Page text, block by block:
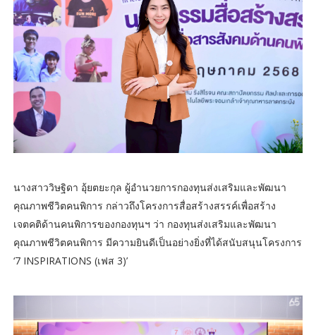
นางสาววิษฐิดา อุ้ยตยะกุล ผู้อำนวยการกองทุนส่งเสริมและพัฒนา
คุณภาพชีวิตคนพิการ กล่าวถึงโครงการสื่อสร้างสรรค์เพื่อสร้าง
เจตคติด้านคนพิการของกองทุนฯ ว่า กองทุนส่งเสริมและพัฒนา
คุณภาพชีวิตคนพิการ มีความยินดีเป็นอย่างยิ่งที่ได้สนับสนุนโครงการ
‘7 INSPIRATIONS (เฟส 3)’